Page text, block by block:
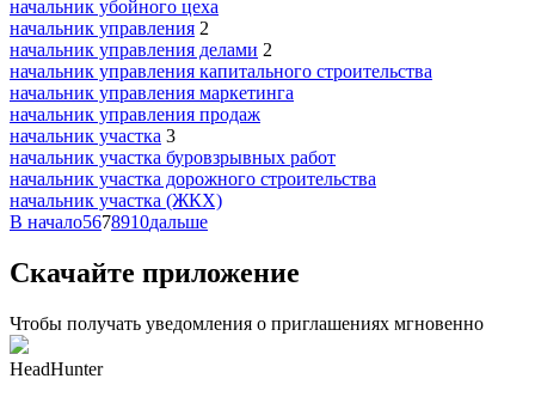
начальник убойного цеха
начальник управления 2
начальник управления делами 2
начальник управления капитального строительства
начальник управления маркетинга
начальник управления продаж
начальник участка 3
начальник участка буровзрывных работ
начальник участка дорожного строительства
начальник участка (ЖКХ)
В начало5678910дальше
Скачайте приложение
Чтобы получать уведомления о приглашениях мгновенно
HeadHunter